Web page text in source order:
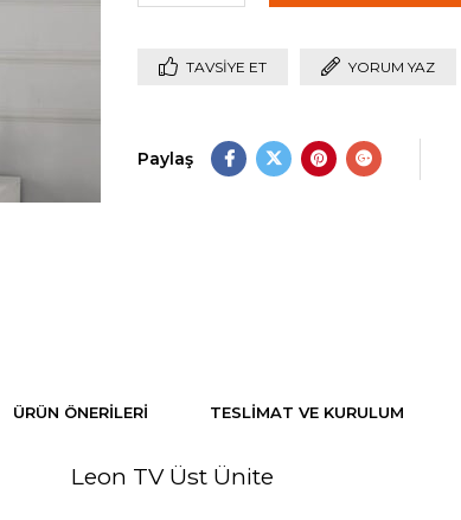
TAVSIYE ET YORUM YAZ
Paylaş
ÜRÜN ÖNERILERI TESLIMAT VE KURULUM
Leon TV Üst Ünite